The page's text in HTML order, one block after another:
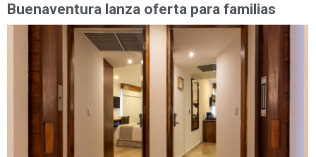
Buenaventura lanza oferta para familias